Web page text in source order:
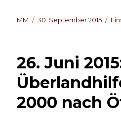
Autor
MM
Veröffentlicht
30. September 2015
26. Juni
2000 nach